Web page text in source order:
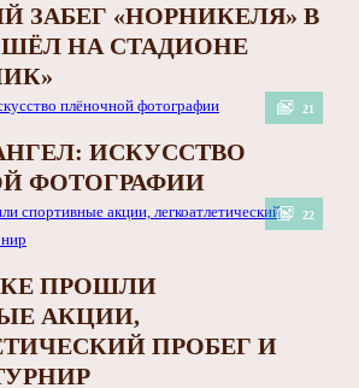
ЗАБЕГ «НОРНИКЕЛЯ» В
НА СТАДИОНЕ
21
ИСКУССТВО
ФОТОГРАФИИ
22
ПРОШЛИ
АКЦИИ,
ПРОБЕГ И